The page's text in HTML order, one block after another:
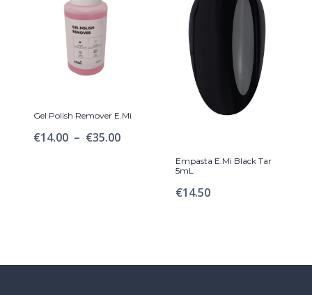
Gel Polish Remover E.Mi
€14.00 – €35.00Plage
Empasta E.Mi Black Tar
5mL
€14.50